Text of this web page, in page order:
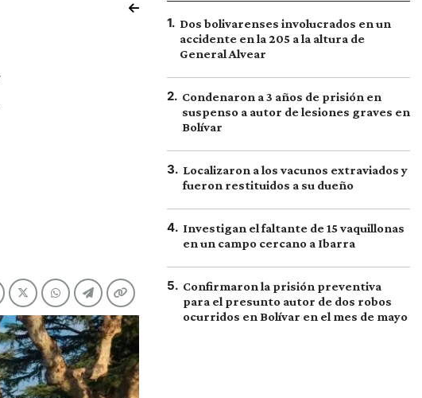
1. Dos bolivarenses involucrados en un
accidente en la 205 a la altura de
General Alvear
2. Condenaron a 3 años de prisión en
suspenso a autor de lesiones graves en
Bolívar
3. Localizaron a los vacunos extraviados y
fueron restituidos a su dueño
4. Investigan el faltante de 15 vaquillonas
en un campo cercano a Ibarra
5. Confirmaron la prisión preventiva
para el presunto autor de dos robos
ocurridos en Bolívar en el mes de mayo